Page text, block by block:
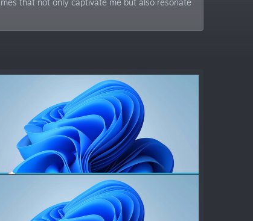
that not only captivate me but also resonate